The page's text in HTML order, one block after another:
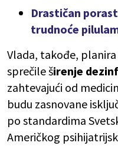
Drastičan
trudnoće
Vlada, takođe,
sprečile širenje
zahtevajući od
budu zasnovane
po standardima
Američkog